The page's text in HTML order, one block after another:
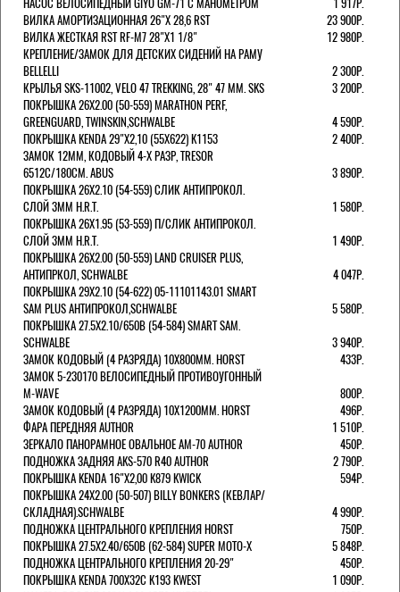
ВИЛКА АМОРТИЗАЦИОННАЯ 26"Х 28,6 RST
23 900Р.
ВИЛКА ЖЕСТКАЯ RST RF-M7 28"Х1 1/8"
12 980Р.
КРЕПЛЕНИЕ/ЗАМОК ДЛЯ ДЕТСКИХ СИДЕНИЙ НА РАМУ
BELLELLI
2 300Р.
КРЫЛЬЯ SKS-11002, VELO 47 TREKKING, 28" 47 ММ. SKS
3 200Р.
ПОКРЫШКА 26X2.00 (50-559) MARATHON PERF,
GREENGUARD, TWINSKIN,SCHWALBE
4 590Р.
ПОКРЫШКА KENDA 29"Х2,10 (55X622) K1153
2 400Р.
ЗАМОК 12ММ, КОДОВЫЙ 4-Х РАЗР, TRESOR
6512C/180СМ. ABUS
3 890Р.
ПОКРЫШКА 26X2.10 (54-559) СЛИК АНТИПРОКОЛ.
СЛОЙ 3ММ H.R.T.
1 580Р.
ПОКРЫШКА 26X1.95 (53-559) П/СЛИК АНТИПРОКОЛ.
СЛОЙ 3ММ H.R.T.
1 490Р.
ПОКРЫШКА 26X2.00 (50-559) LAND CRUISER PLUS,
АНТИПРКОЛ, SCHWALBE
4 047Р.
ПОКРЫШКА 29X2.10 (54-622) 05-11101143.01 SMART
SAM PLUS АНТИПРОКОЛ,SCHWALBE
5 580Р.
ПОКРЫШКА 27.5X2.10/650B (54-584) SMART SAM.
SCHWALBE
3 940Р.
ЗАМОК КОДОВЫЙ (4 РАЗРЯДА) 10Х800ММ. HORST
433Р.
ЗАМОК 5-230170 ВЕЛОСИПЕДНЫЙ ПРОТИВОУГОННЫЙ
M-WAVE
800Р.
ЗАМОК КОДОВЫЙ (4 РАЗРЯДА) 10Х1200ММ. HORST
496Р.
ФАРА ПЕРЕДНЯЯ AUTHOR
1 510Р.
ЗЕРКАЛО ПАНОРАМНОЕ ОВАЛЬНОЕ AM-70 AUTHOR
450Р.
ПОДНОЖКА ЗАДНЯЯ AKS-570 R40 AUTHOR
2 790Р.
ПОКРЫШКА KENDA 16"Х2,00 K879 KWICK
594Р.
ПОКРЫШКА 24X2.00 (50-507) BILLY BONKERS (КЕВЛАР/
СКЛАДНАЯ).SCHWALBE
4 990Р.
ПОДНОЖКА ЦЕНТРАЛЬНОГО КРЕПЛЕНИЯ HORST
750Р.
ПОКРЫШКА 27.5X2.40/650B (62-584) SUPER MOTO-X
5 848Р.
ПОДНОЖКА ЦЕНТРАЛЬНОГО КРЕПЛЕНИЯ 20-29"
450Р.
ПОКРЫШКА KENDA 700Х32С K193 KWEST
1 090Р.